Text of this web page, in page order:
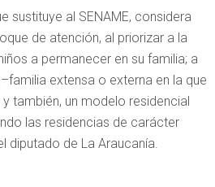
sustituye al SENAME, considera
de atención, al priorizar a la
a permanecer en su familia; a
extensa o externa en la que
también, un modelo residencial
las residencias de carácter
diputado de La Araucanía.